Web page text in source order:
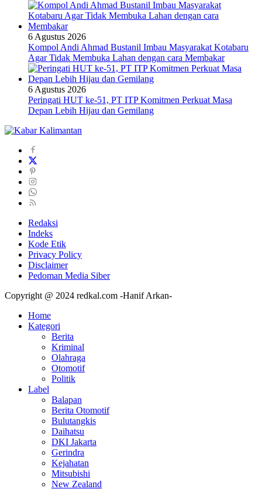
6 Agustus 2026
Kompol Andi Ahmad Bustanil Imbau Masyarakat Kotabaru
Agar Tidak Membuka Lahan dengan cara Membakar
6 Agustus 2026
Peringati HUT ke-51, PT ITP Komitmen Perkuat Masa
Depan Lebih Hijau dan Gemilang
Redaksi
Indeks
Kode Etik
Privacy Policy
Disclaimer
Pedoman Media Siber
Copyright @ 2024 redkal.com -Hanif Arkan-
Home
Kategori
Berita
Kriminal
Olahraga
Otomotif
Politik
Label
Balapan
Berita Otomotif
Bulutangkis
Daihatsu
DKI Jakarta
Gerindra
Kejahatan
Mitsubishi
New Zealand